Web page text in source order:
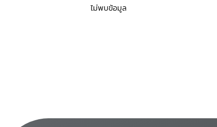
ไม่พบข้อมูล